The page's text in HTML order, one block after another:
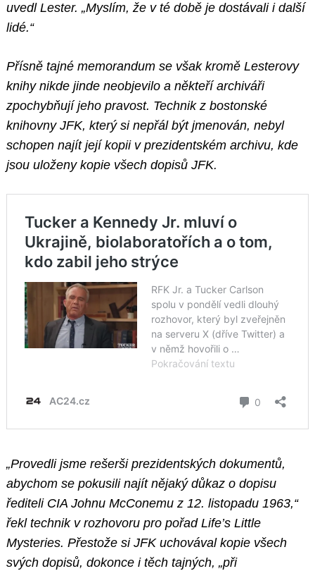
uvedl Lester. „Myslím, že v té době je dostávali i další
lidé.“
Přísně tajné memorandum se však kromě Lesterovy
knihy nikde jinde neobjevilo a někteří archiváři
zpochybňují jeho pravost. Technik z bostonské
knihovny JFK, který si nepřál být jmenován, nebyl
schopen najít její kopii v prezidentském archivu, kde
jsou uloženy kopie všech dopisů JFK.
„Provedli jsme rešerši prezidentských dokumentů,
abychom se pokusili najít nějaký důkaz o dopisu
řediteli CIA Johnu McConemu z 12. listopadu 1963,“
řekl technik v rozhovoru pro pořad Life’s Little
Mysteries. Přestože si JFK uchovával kopie všech
svých dopisů, dokonce i těch tajných, „při